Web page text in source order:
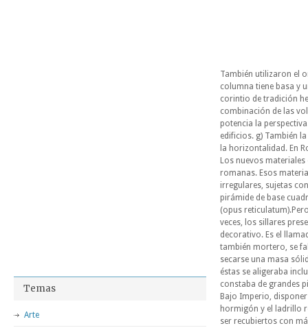
También utilizaron el
columna tiene basa y
corintio de tradición
combinación de las
potencia la
edificios. g) También
la horizontalidad. En
Los nuevos
romanas. Esos
irregulares, sujetas
pirámide de base
(opus
veces, los sillares
decorativo. Es el
también mortero, se
secarse una masa
éstas se aligeraba
constaba de grandes
Bajo Imperio,
hormigón y el ladrillo
ser recubiertos con
Temas
Arte